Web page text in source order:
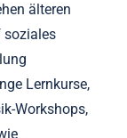
älteren
soziales
Lernkurse,
Workshops,